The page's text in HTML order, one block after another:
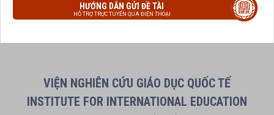
HƯỚNG DẪN GỬI ĐỀ TÀI
HỖ TRỢ TRỰC TUYẾN QUA ĐIỆN THOẠI
VIỆN NGHIÊN CỨU GIÁO DỤC QUỐC TẾ
INSTITUTE FOR INTERNATIONAL EDUCATION